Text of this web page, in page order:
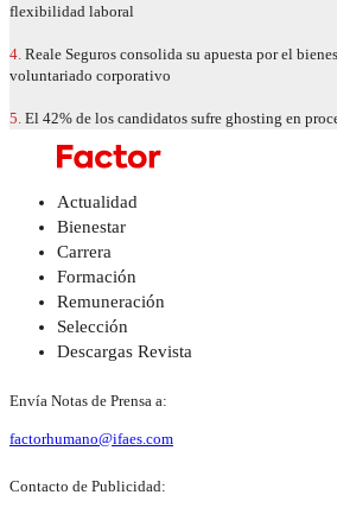
flexibilidad laboral
4. Reale Seguros consolida su apuesta por el
voluntariado corporativo
5. El 42% de los candidatos sufre ghosting en
Actualidad
Bienestar
Carrera
Formación
Remuneración
Selección
Descargas Revista
Envía Notas de Prensa a:
factorhumano@ifaes.com
Contacto de Publicidad: